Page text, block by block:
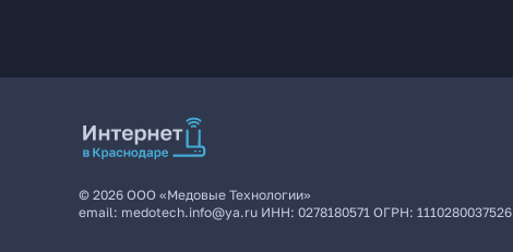
© 2026 ООО «Медовые Технологии»
email: medotech.info@ya.ru ИНН: 0278180571 ОГРН: 1110280037526